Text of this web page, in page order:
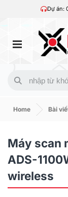
Dự án:
Home Bài
Máy scan
ADS-
wireless